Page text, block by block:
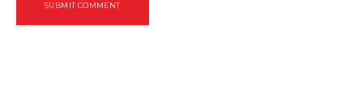
SUBMIT COMMENT